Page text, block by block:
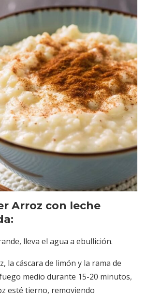
Arroz con leche
lleva el agua a ebullición.
la cáscara de limón y la rama de
medio durante 15-20 minutos,
esté tierno, removiendo